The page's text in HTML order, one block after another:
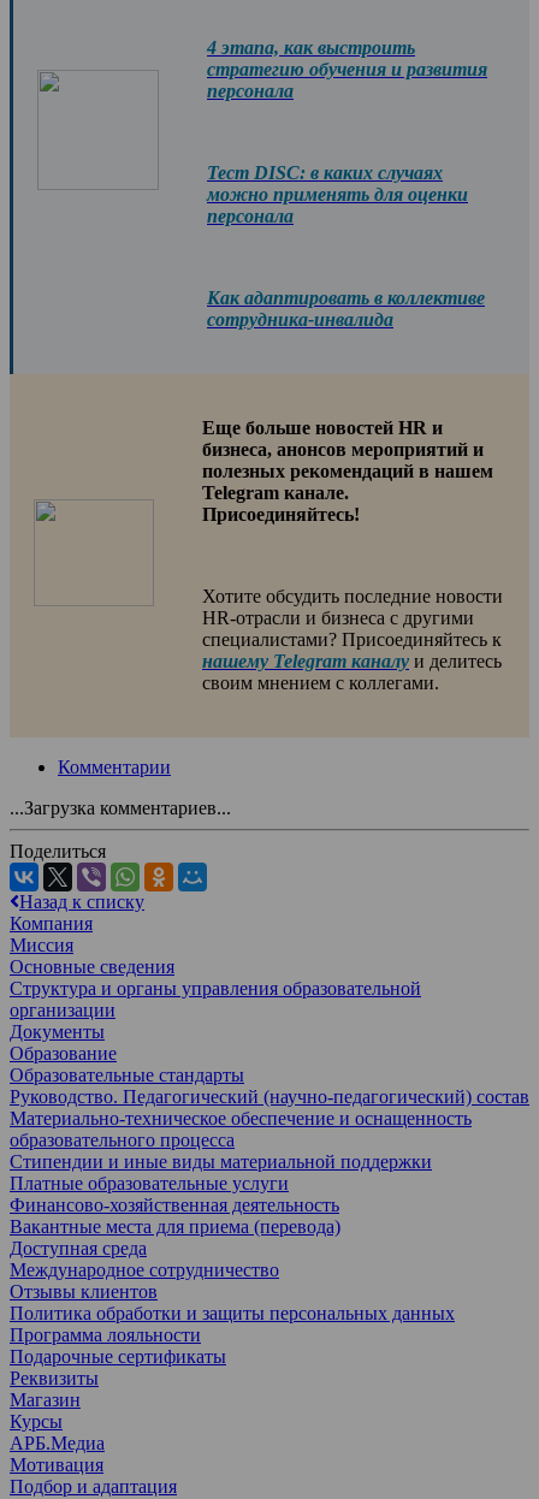
4 этапа, как выстроить
стратегию обучения и развития
персонала
Тест DISC: в каких случаях
можно применять для оценки
персонала
Как адаптировать в коллективе
сотрудника-инвалида
Еще больше новостей HR и
бизнеса, анонсов мероприятий и
полезных рекомендаций в нашем
Telegram канале.
Присоединяйтесь!
Хотите обсудить последние новости
HR-отрасли и бизнеса с другими
специалистами? Присоединяйтесь к
нашему Telegram каналу и делитесь
своим мнением с коллегами.
Комментарии
...Загрузка комментариев...
Поделиться
Назад к списку
Компания
Миссия
Основные сведения
Структура и органы управления образовательной
организации
Документы
Образование
Образовательные стандарты
Руководство. Педагогический (научно-педагогический) состав
Материально-техническое обеспечение и оснащенность
образовательного процесса
Стипендии и иные виды материальной поддержки
Платные образовательные услуги
Финансово-хозяйственная деятельность
Вакантные места для приема (перевода)
Доступная среда
Международное сотрудничество
Отзывы клиентов
Политика обработки и защиты персональных данных
Программа лояльности
Подарочные сертификаты
Реквизиты
Магазин
Курсы
АРБ.Медиа
Мотивация
Подбор и адаптация